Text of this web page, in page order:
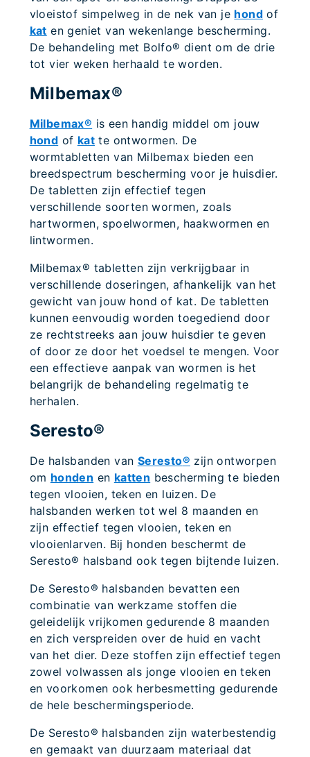
vloeistof simpelweg in de nek van je hondof
kat en geniet van wekenlange bescherming.
De behandeling met Bolfo® dient om de drie
tot vier weken herhaald te worden.
Milbemax®
Milbemax® is een handig middel om jouw
hond of katte ontwormen. De
wormtabletten van Milbemax bieden een
breedspectrum bescherming voor je huisdier.
De tabletten zijn effectief tegen
verschillende soorten wormen, zoals
hartwormen, spoelwormen, haakwormen en
lintwormen.
Milbemax® tabletten zijn verkrijgbaar in
verschillende doseringen, afhankelijk van het
gewicht van jouw hond of kat. De tabletten
kunnen eenvoudig worden toegediend door
ze rechtstreeks aan jouw huisdier te geven
of door ze door het voedsel te mengen. Voor
een effectieve aanpak van wormen is het
belangrijk de behandeling regelmatig te
herhalen.
Seresto®
De halsbanden van Seresto® zijn ontworpen
om honden en katten bescherming te bieden
tegen vlooien, teken en luizen. De
halsbanden werken tot wel 8 maanden en
zijn effectief tegen vlooien, teken en
vlooienlarven. Bij honden beschermt de
Seresto® halsband ook tegen bijtende luizen.
De Seresto® halsbanden bevatten een
combinatie van werkzame stoffen die
geleidelijk vrijkomen gedurende 8 maanden
en zich verspreiden over de huid en vacht
van het dier. Deze stoffen zijn effectief tegen
zowel volwassen als jonge vlooien en teken
en voorkomen ook herbesmetting gedurende
de hele beschermingsperiode.
De Seresto® halsbanden zijn waterbestendig
en gemaakt van duurzaam materiaal dat